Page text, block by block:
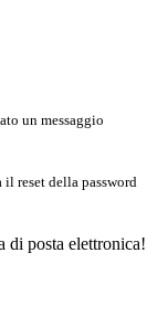
un messaggio
reset della password
di posta elettronica!